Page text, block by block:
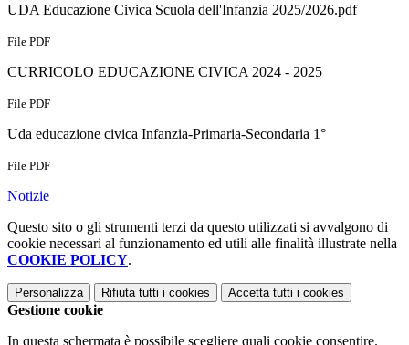
UDA Educazione Civica Scuola dell'Infanzia 2025/2026.pdf
File PDF
CURRICOLO EDUCAZIONE CIVICA 2024 - 2025
File PDF
Uda educazione civica Infanzia-Primaria-Secondaria 1°
File PDF
Notizie
Questo sito o gli strumenti terzi da questo utilizzati si avvalgono di
cookie necessari al funzionamento ed utili alle finalità illustrate nella
COOKIE POLICY.
Personalizza Rifiuta tutti i cookies Accetta tutti i cookies
Gestione cookie
In questa schermata è possibile scegliere quali cookie consentire.